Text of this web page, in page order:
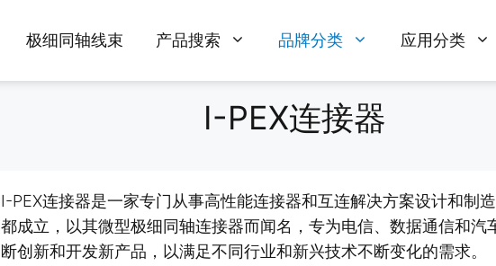
极细同轴线束 产品搜索 品牌分类 应用分类
I-PEX连接器
I-PEX连接器是一家专门从事高性能连接器和互连解决方案设计和制
都成立，以其微型极细同轴连接器而闻名，专为电信、数据通信和
断创新和开发新产品，以满足不同行业和新兴技术不断变化的需求。